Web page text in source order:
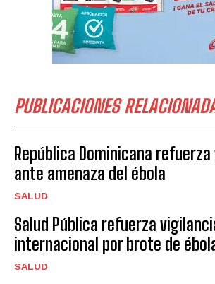
PUBLICACIONES
República Dominicana
ante amenaza del ébola
SALUD
Salud Pública refuerza
internacional por brote de
SALUD